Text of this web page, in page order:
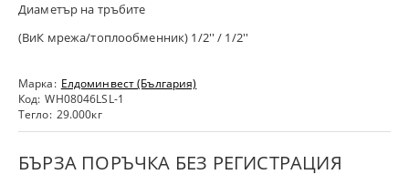
Диаметър на тръбите
(ВиК мрежа/топлообменник) 1/2'' / 1/2''
Марка: Елдоминвест (България)
Код: WH08046LSL-1
Тегло: 29.000кг
БЪРЗА ПОРЪЧКА БЕЗ РЕГИСТРАЦИЯ